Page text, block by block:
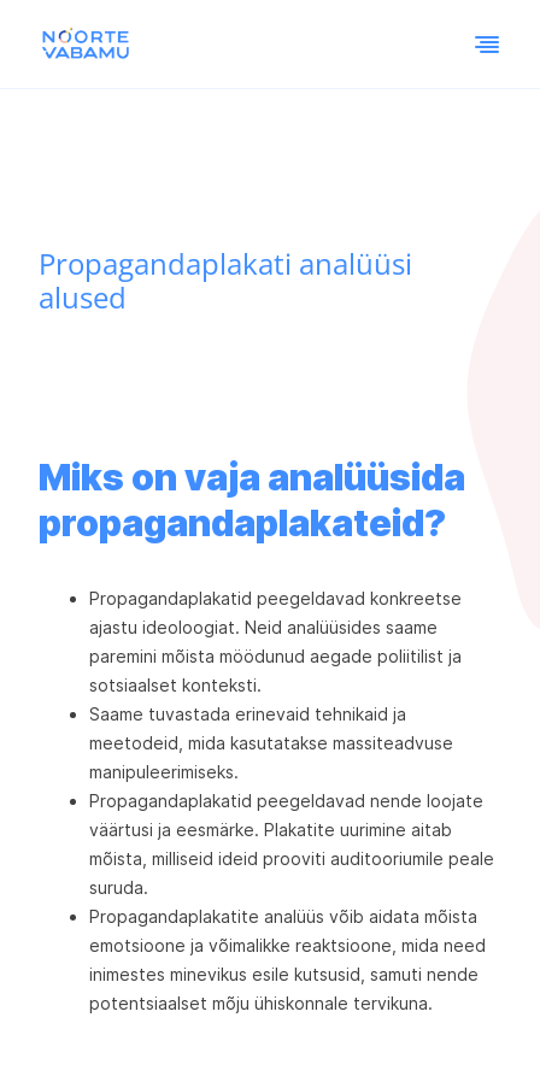
Propagandaplakati analüüsi
alused
Miks on vaja analüüsida
propagandaplakateid?
Propagandaplakatid peegeldavad konkreetse
ajastu ideoloogiat. Neid analüüsides saame
paremini mõista möödunud aegade poliitilist ja
sotsiaalset konteksti.
Saame tuvastada erinevaid tehnikaid ja
meetodeid, mida kasutatakse massiteadvuse
manipuleerimiseks.
Propagandaplakatid peegeldavad nende loojate
väärtusi ja eesmärke. Plakatite uurimine aitab
mõista, milliseid ideid prooviti auditooriumile peale
suruda.
Propagandaplakatite analüüs võib aidata mõista
emotsioone ja võimalikke reaktsioone, mida need
inimestes minevikus esile kutsusid, samuti nende
potentsiaalset mõju ühiskonnale tervikuna.